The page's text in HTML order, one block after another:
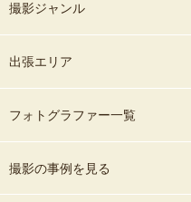
撮影ジャンル
出張エリア
フォトグラファー一覧
撮影の事例を見る